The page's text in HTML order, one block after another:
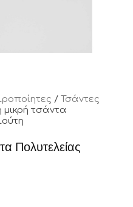
/ Τσάντες
μικρή τσάντα
Πολυτελείας